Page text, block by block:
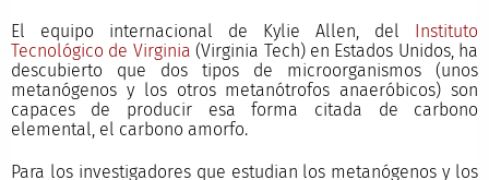
El equipo internacional de Kylie Allen, del Instituto
Tecnológico de Virginia (Virginia Tech) en Estados Unidos, ha
descubierto que dos tipos de microorganismos (unos
metanógenos y los otros metanótrofos anaeróbicos) son
capaces de producir esa forma citada de carbono
elemental, el carbono amorfo.
Para los investigadores que estudian los metanógenos y los